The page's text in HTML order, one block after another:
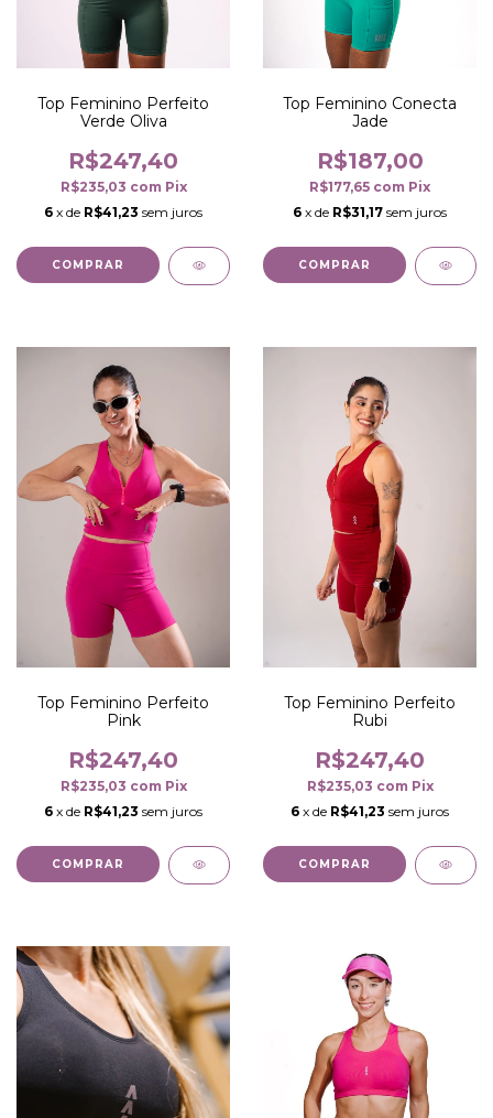
Top Feminino Perfeito
Verde Oliva
R$247,40
R$235,03 com Pix
6 x de R$41,23 sem juros
COMPRAR
Top Feminino Conecta
Jade
R$187,00
R$177,65 com Pix
6 x de R$31,17 sem juros
COMPRAR
Top Feminino Perfeito
Pink
R$247,40
R$235,03 com Pix
6 x de R$41,23 sem juros
COMPRAR
Top Feminino Perfeito
Rubi
R$247,40
R$235,03 com Pix
6 x de R$41,23 sem juros
COMPRAR